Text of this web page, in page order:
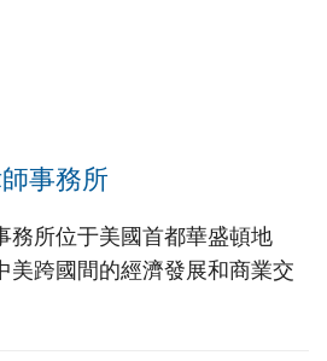
事務所
務所位于美國首都華盛頓地
美跨國間的經濟發展和商業交